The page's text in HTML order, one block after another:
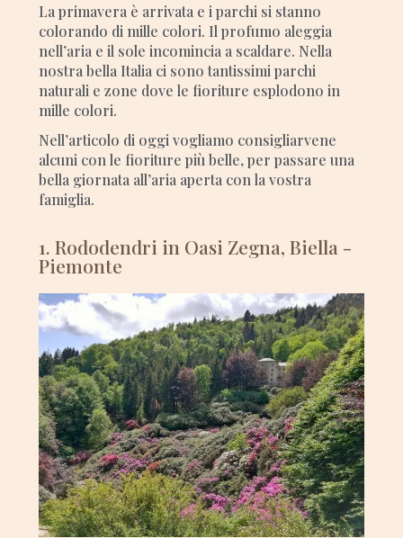
La primavera è arrivata e i parchi si stanno
colorando di mille colori. Il profumo aleggia
nell’aria e il sole incomincia a scaldare. Nella
nostra bella Italia ci sono tantissimi parchi
naturali e zone dove le fioriture esplodono in
mille colori.
Nell’articolo di oggi vogliamo consigliarvene
alcuni con le fioriture più belle, per passare una
bella giornata all’aria aperta con la vostra
famiglia.
1. Rododendri in Oasi Zegna, Biella -
Piemonte